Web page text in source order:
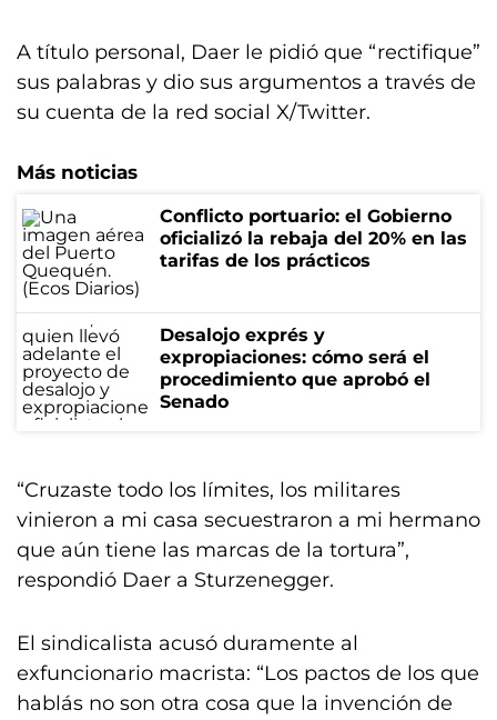
A título personal, Daer le pidió que “rectifique”
sus palabras y dio sus argumentos a través de
su cuenta de la red social X/Twitter.
Más noticias
Conflicto portuario: el Gobierno
oficializó la rebaja del 20% en las
tarifas de los prácticos
Desalojo exprés y
expropiaciones: cómo será el
procedimiento que aprobó el
Senado
“Cruzaste todo los límites, los militares
vinieron a mi casa secuestraron a mi hermano
que aún tiene las marcas de la tortura”,
respondió Daer a Sturzenegger.
El sindicalista acusó duramente al
exfuncionario macrista: “Los pactos de los que
hablás no son otra cosa que la invención de